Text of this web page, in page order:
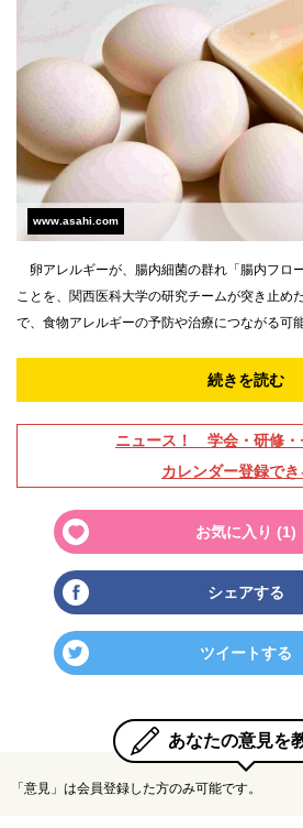
www.asahi.com
卵アレルギーが、腸内細菌の群れ「腸内フロ
ことを、関西医科大学の研究チームが突き止め
で、食物アレルギーの予防や治療につながる
続きを読む
ニュース！ 学会・研修・
カレンダー登録でき
お気に入り (1)
シェアする
ツイートする
あなたの意見を
「意見」は会員登録した方のみ可能です。